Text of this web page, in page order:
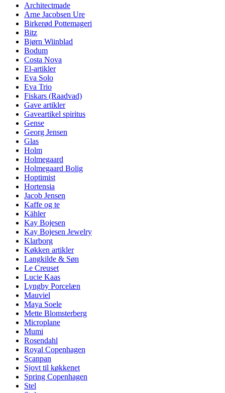
Architectmade
Arne Jacobsen Ure
Birkerød Pottemageri
Bitz
Bjørn Wiinblad
Bodum
Costa Nova
El-artikler
Eva Solo
Eva Trio
Fiskars (Raadvad)
Gave artikler
Gaveartikel spiritus
Gense
Georg Jensen
Glas
Holm
Holmegaard
Holmegaard Bolig
Hoptimist
Hortensia
Jacob Jensen
Kaffe og te
Kähler
Kay Bojesen
Kay Bojesen Jewelry
Klarborg
Køkken artikler
Langkilde & Søn
Le Creuset
Lucie Kaas
Lyngby Porcelæn
Mauviel
Maya Soele
Mette Blomsterberg
Microplane
Mumi
Rosendahl
Royal Copenhagen
Scanpan
Sjovt til køkkenet
Spring Copenhagen
Stel